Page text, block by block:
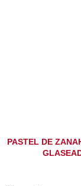
PASTEL DE